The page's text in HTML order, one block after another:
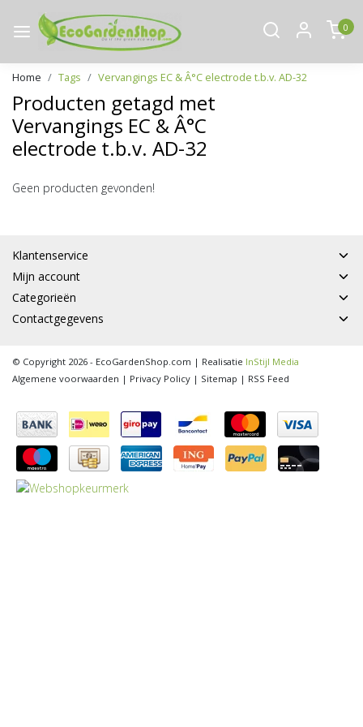
0
Home Tags Vervangings EC & Â°C electrode t.b.v. AD-32
Producten getagd met
Vervangings EC & Â°C
electrode t.b.v. AD-32
Geen producten gevonden!
Klantenservice
Mijn account
Categorieën
Contactgegevens
© Copyright 2026 - EcoGardenShop.com | Realisatie InStijl Media
Algemene voorwaarden | Privacy Policy | Sitemap | RSS Feed